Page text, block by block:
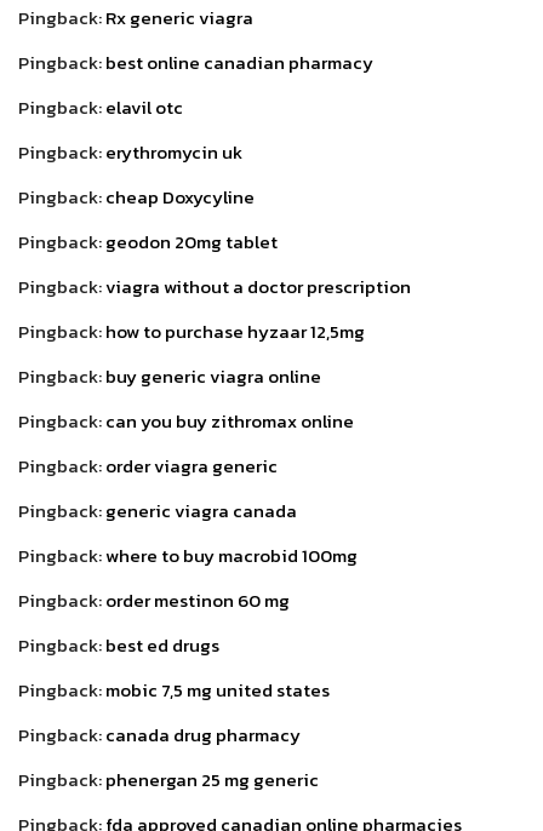
Pingback:Rx generic viagra
Pingback:best online canadian pharmacy
Pingback:elavil otc
Pingback:erythromycin uk
Pingback:cheap Doxycyline
Pingback:geodon 20mg tablet
Pingback:viagra without a doctor prescription
Pingback:how to purchase hyzaar 12,5mg
Pingback:buy generic viagra online
Pingback:can you buy zithromax online
Pingback:order viagra generic
Pingback:generic viagra canada
Pingback:where to buy macrobid 100mg
Pingback:order mestinon 60 mg
Pingback:best ed drugs
Pingback:mobic 7,5 mg united states
Pingback:canada drug pharmacy
Pingback:phenergan 25 mg generic
Pingback:fda approved canadian online pharmacies